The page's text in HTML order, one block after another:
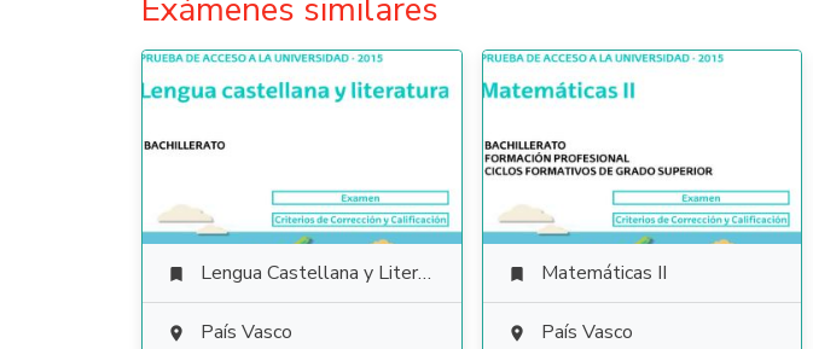
Exámenes similares
 Lengua Castellana y Literatura
 País Vasco
 Matemáticas II
 País Vasco